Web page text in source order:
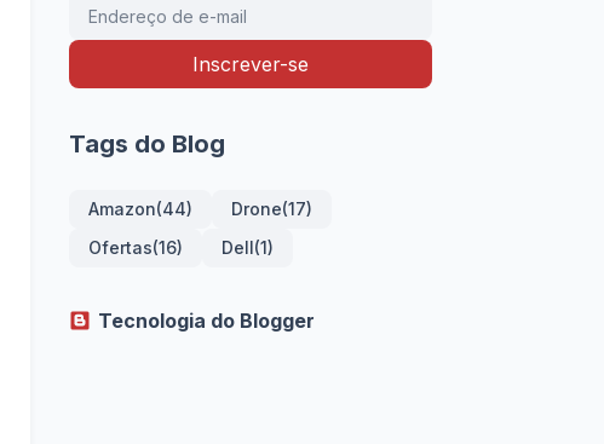
Tags do Blog
Amazon(44) Drone(17)
Ofertas(16) Dell(1)
Tecnologia do Blogger